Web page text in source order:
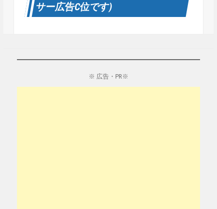
サー広告C位です)
※ 広告・PR※